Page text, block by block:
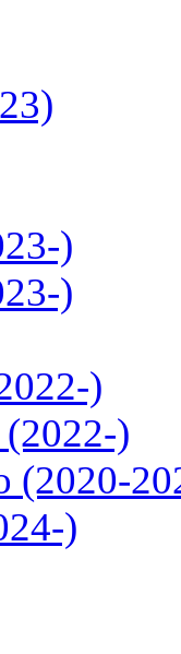
)
)
)
)
(2020-
)